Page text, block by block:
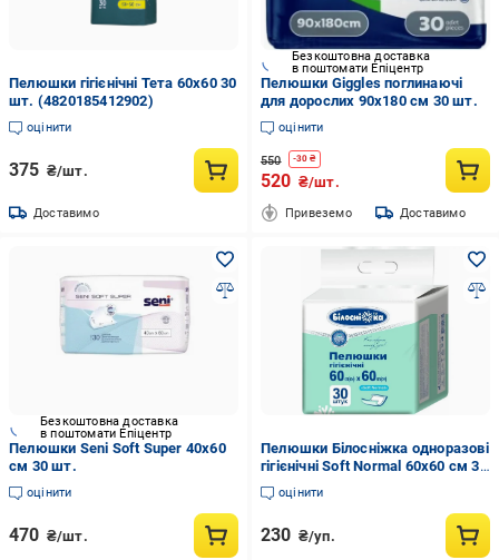
Пелюшки гігієнічні Тета 60х60 30
шт. (4820185412902)
оцінити
375 ₴/шт.
Доставимо
Безкоштовна доставка
в поштомати Епіцентр
Пелюшки Giggles поглинаючі
для дорослих 90х180 см 30 шт.
оцінити
550 -30 ₴
520 ₴/шт.
Привеземо Доставимо
Безкоштовна доставка
в поштомати Епіцентр
Пелюшки Seni Soft Super 40x60
см 30 шт.
оцінити
470 ₴/шт.
Пелюшки Білосніжка одноразові
гігієнічні Soft Normal 60х60 см 30
шт. (000006403)
оцінити
230 ₴/уп.